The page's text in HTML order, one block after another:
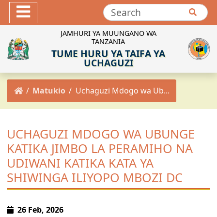
JAMHURI YA MUUNGANO WA
TANZANIA
TUME HURU YA TAIFA YA
UCHAGUZI
Hotuba
Maktaba ya Picha
Maktaba ya Video
INEC-TZ Online TV
MACHAPISHO
Sheria za Uchaguzi
Miongozo ya Uchaguzi
Maelekezo ya Uchaguzi
Taarifa za Uchaguzi
Matokeo ya Uchaguzi
Matukio Uchaguzi Mdogo wa Ub...
UCHAGUZI MDOGO WA UBUNGE
KATIKA JIMBO LA PERAMIHO NA
UDIWANI KATIKA KATA YA
SHIWINGA ILIYOPO MBOZI DC
26 Feb, 2026